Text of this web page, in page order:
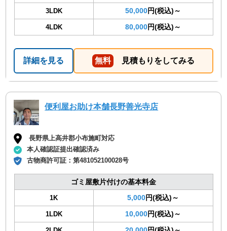
3LDK 50,000円(税込)～
4LDK 80,000円(税込)～
詳細を見る 無料 見積もりをしてみる
便利屋お助け本舗長野善光寺店
長野県上高井郡小布施町対応
本人確認証提出確認済み
古物商許可証：第481052100028号
ゴミ屋敷片付けの基本料金
1K 5,000円(税込)～
1LDK 10,000円(税込)～